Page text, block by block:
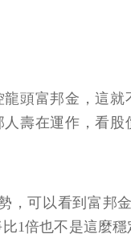
頭富邦金，這就
壽在運作，看股
，可以看到富邦
1倍也不是這麼